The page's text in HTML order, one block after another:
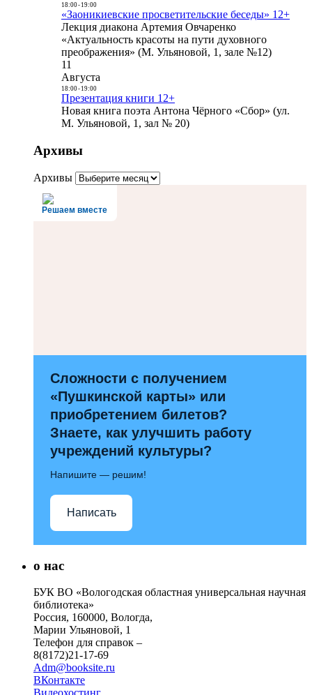
18:00- 19:00
«Заоникиевские просветительские беседы» 12+
Лекция диакона Артемия Овчаренко
«Актуальность красоты на пути духовного
преображения» (М. Ульяновой, 1, зале №12)
11
Августа
18:00- 19:00
Презентация книги 12+
Новая книга поэта Антона Чёрного «Сбор» (ул.
М. Ульяновой, 1, зал № 20)
Архивы
Архивы
Решаем вместе
Сложности с получением
«Пушкинской карты» или
приобретением билетов?
Знаете, как улучшить работу
учреждений культуры?
Напишите — решим!
Написать
о нас
БУК ВО «Вологодская областная универсальная научная
библиотека»
Россия, 160000, Вологда,
Марии Ульяновой, 1
Телефон для справок –
8(8172)21-17-69
Adm@booksite.ru
ВКонтакте